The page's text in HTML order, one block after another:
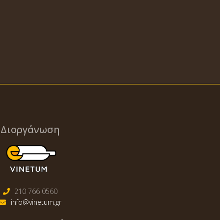
Διοργάνωση
210 766 0560
info@vinetum.gr